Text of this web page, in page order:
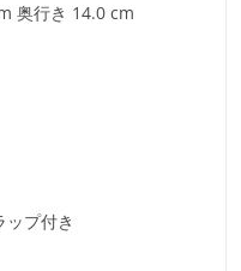
奥行き 14.0 cm
プ付き